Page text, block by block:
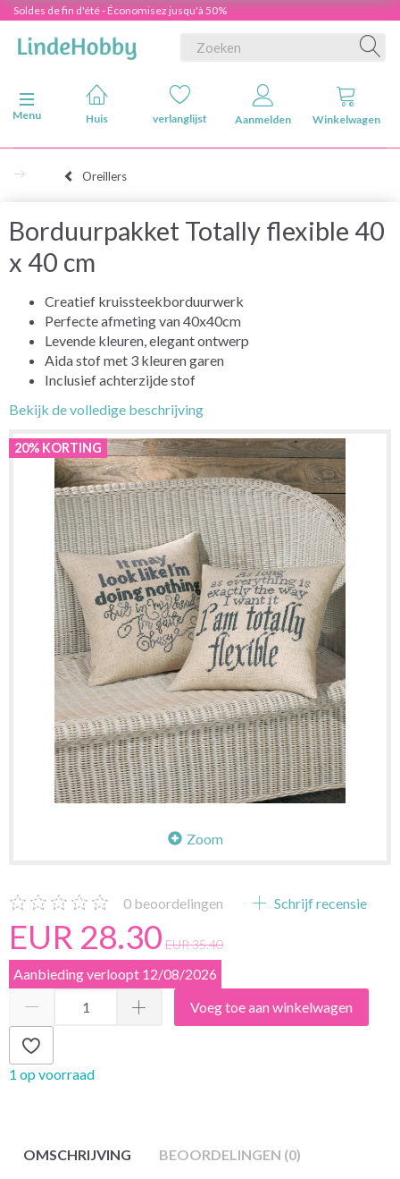
Soldes de fin d'été - Économisez jusqu'à 50%
Navigatie in-/uitschakelen
Menu
Huis verlanglijst Aanmelden Winkelwagen
Oreillers
Borduurpakket Totally flexible 40
x 40 cm
Creatief kruissteekborduurwerk
Perfecte afmeting van 40x40cm
Levende kleuren, elegant ontwerp
Aida stof met 3 kleuren garen
Inclusief achterzijde stof
Bekijk de volledige beschrijving
20% KORTING
Zoom
0 beoordelingen Schrijf recensie
EUR 28.30 EUR 35.40
Aanbieding verloopt 12/08/2026
Voeg toe aan winkelwagen
1 op voorraad
OMSCHRIJVING BEOORDELINGEN (0)